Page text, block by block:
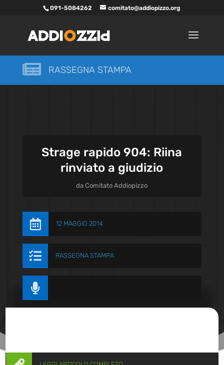
091-5084262 comitato@addiopizzo.org
 RASSEGNA STAMPA
Strage rapido 904: Riina
rinviato a giudizio
daComitato Addiopizzo
 12 MAGGIO 2014
 RASSEGNA STAMPA
